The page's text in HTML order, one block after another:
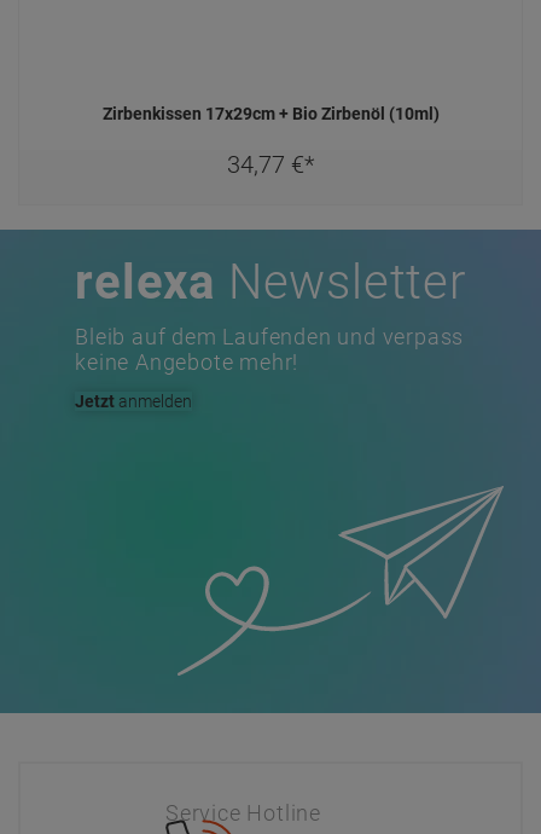
Zirbenkissen 17x29cm + Bio Zirbenöl (10ml)
34,77 €*
relexa Newsletter
Bleib auf dem Laufenden und verpass
keine Angebote mehr!
Jetzt anmelden
Service Hotline